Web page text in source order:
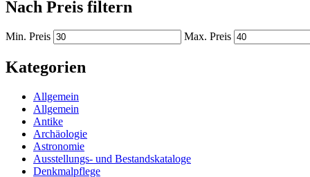
Nach Preis filtern
Min. Preis Max. Preis
Kategorien
Allgemein
Allgemein
Antike
Archäologie
Astronomie
Ausstellungs- und Bestandskataloge
Denkmalpflege